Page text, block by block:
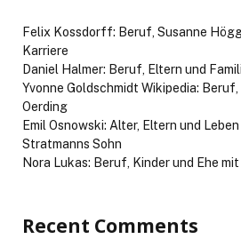
Felix Kossdorff: Beruf, Susanne
Karriere
Daniel Halmer: Beruf, Eltern und
Yvonne Goldschmidt Wikipedia:
Oerding
Emil Osnowski: Alter, Eltern und
Stratmanns Sohn
Nora Lukas: Beruf, Kinder und Ehe
Recent Comments